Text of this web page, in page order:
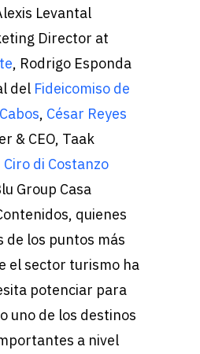
Levantal
Director at
, Rodrigo Esponda
del Fideicomiso de
, César Reyes
& CEO, Taak
Ciro di Costanzo
Group Casa
quienes
de los puntos más
el sector turismo ha
potenciar para
uno de los destinos
a nivel